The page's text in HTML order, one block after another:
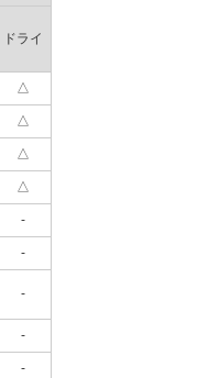
ドライ
△
△
△
△
-
-
-
-
-